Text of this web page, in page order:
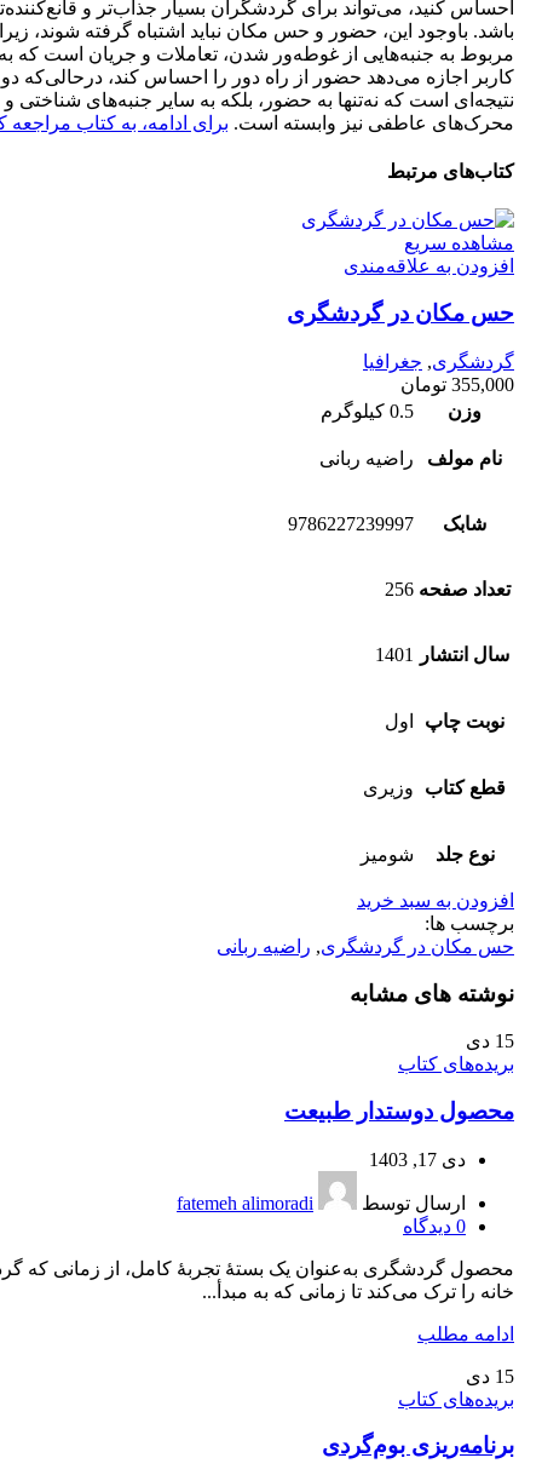
احساس کنید، می‌تواند برای گردشگران بسیار جذاب‌تر و
باشد. باوجود این، حضور و حس مکان نباید اشتباه گرفته شوند،
مربوط به جنبه‌هایی از غوطه‌ور شدن، تعاملات و جریان است که
کاربر اجازه می‌دهد حضور از راه دور را احساس کند، درحالی‌که
نتیجه‌ای است که نه‌تنها به حضور، بلکه به سایر جنبه‌های شناختی و
محرک‌های عاطفی نیز وابسته است. برای ادامه، به کتاب مراجعه
کتاب‌های مرتبط
مشاهده سریع
افزودن به علاقه‌مندی
حس مکان در گردشگری
گردشگری, جغرافیا
355,000 تومان
وزن
0.5 کیلوگرم
نام مولف راضیه ربانی
شابک 9786227239997
تعداد صفحه 256
سال انتشار 1401
نوبت چاپ اول
قطع کتاب وزیری
نوع جلد شومیز
افزودن به سبد خرید
برچسب ها:
حس مکان در گردشگری, راضیه ربانی
نوشته های مشابه
15 دی
بریده‌های کتاب
محصول دوستدار طبیعت
دی 17, 1403
ارسال توسط
fatemeh alimoradi
0 دیدگاه
محصول گردشگری به‌عنوان یک بستۀ تجربۀ کامل، از زمانی که
خانه را ترک می‌کند تا زمانی که به مبدأ...
ادامه مطلب
15 دی
بریده‌های کتاب
برنامه‌ریزی بوم‌گردی